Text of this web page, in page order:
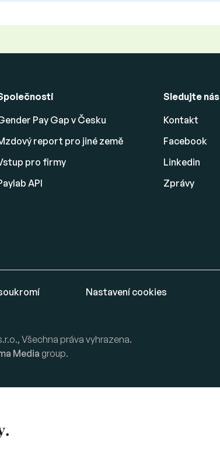
Pay Gap v Česku
report pro jiné země
pro firmy
API
Sledujte nás
Kontakt
Facebook
Linkedin
Zprávy
Nastavení cookies
Všechna práva vyhrazena.
Media group.